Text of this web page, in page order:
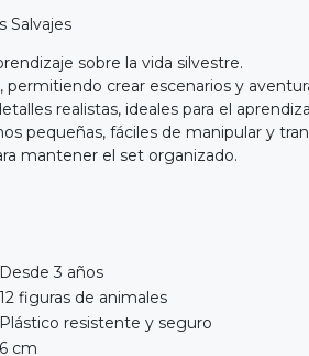
Salvajes
sobre la vida silvestre.
crear escenarios y
realistas, ideales para el
pequeñas, fáciles de manipular y
mantener el set organizado.
Desde 3 años
12 figuras de animales
Plástico resistente y seguro
6 cm